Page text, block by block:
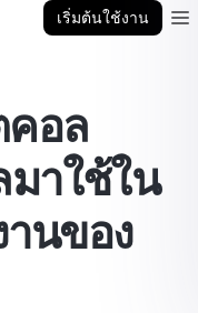
เริ่มต้นใช้งาน
คอล
มาใช้ใน
นของ